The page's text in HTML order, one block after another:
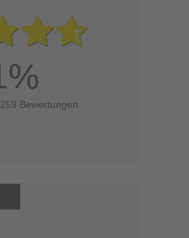
Bewertungen